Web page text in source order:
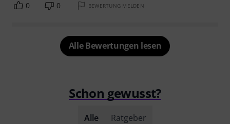
0 0 BEWERTUNG MELDEN
Alle Bewertungen lesen
Schon gewusst?
Alle Ratgeber